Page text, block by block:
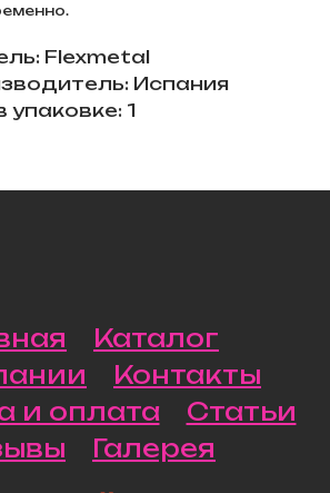
Flexmetal
Испания
упаковке: 1
Каталог
Контакты
и оплата
Статьи
Галерея